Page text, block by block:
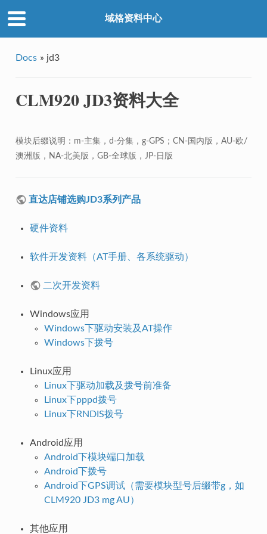
域格资料中心
Docs » jd3
CLM920 JD3资料大全
模块后缀说明：m-主集，d-分集，g-GPS；CN-国内版，AU-欧/
澳洲版，NA-北美版，GB-全球版，JP-日版
直达店铺选购JD3系列产品
硬件资料
软件开发资料（AT手册、各系统驱动）
二次开发资料
Windows应用
Windows下驱动安装及AT操作
Windows下拨号
Linux应用
Linux下驱动加载及拨号前准备
Linux下pppd拨号
Linux下RNDIS拨号
Android应用
Android下模块端口加载
Android下拨号
Android下GPS调试（需要模块型号后缀带g，如
CLM920 JD3 mg AU）
其他应用